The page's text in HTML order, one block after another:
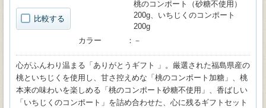
比較する
桃のコンポート（砂糖不使用）
200g、いちじくのコンポート
200g
カラー
－
心がふんわり温まる「ありがとうギフト 」。厳選された福島県産の
桃といちじくを使用し、甘さ控えめな「桃のコンポート加糖」、桃
本来の味わいを楽しめる「桃のコンポート砂糖不使用」、香ばしい
「いちじくのコンポート」を詰め合わせた、心に残るギフトセット